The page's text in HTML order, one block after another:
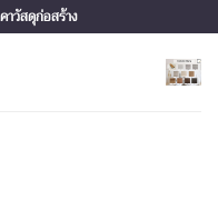
าวัสดุก่อสร้าง